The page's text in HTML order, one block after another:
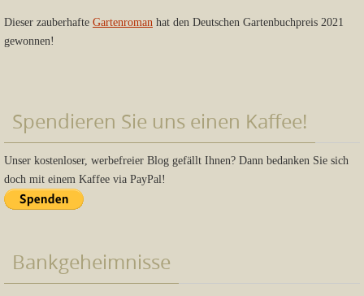
Dieser zauberhafte Gartenroman hat den Deutschen Gartenbuchpreis 2021
gewonnen!
Spendieren Sie uns einen Kaffee!
Unser kostenloser, werbefreier Blog gefällt Ihnen? Dann bedanken Sie sich
doch mit einem Kaffee via PayPal!
Bankgeheimnisse